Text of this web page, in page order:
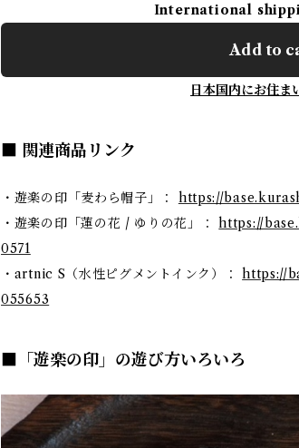
International
Add to
日本国内にお住ま
■ 関連商品リンク
・遊楽の印「麦わら帽子」： https://
・遊楽の印「蓮の花 / ゆりの花」：https://
0571
・artnic S（水性ピグメントインク）：https://
055653
■「遊楽の印」の遊び方いろいろ